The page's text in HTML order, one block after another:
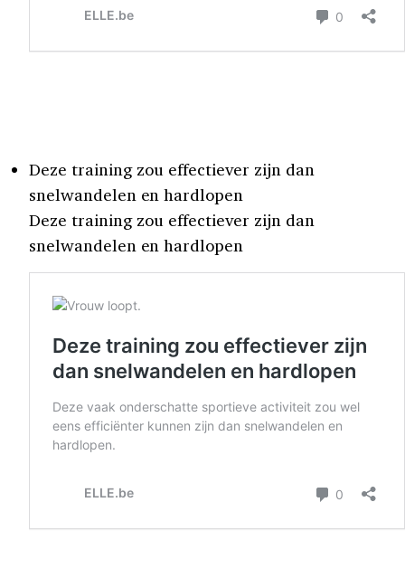
Deze training zou effectiever zijn dan
snelwandelen en hardlopen
Deze training zou effectiever zijn dan
snelwandelen en hardlopen